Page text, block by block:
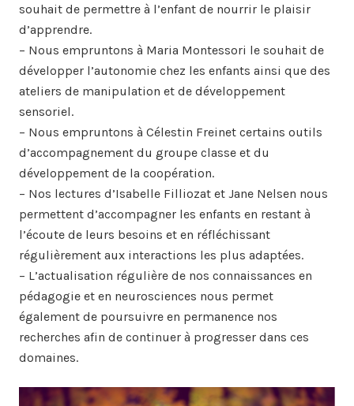
souhait de permettre à l’enfant de nourrir le plaisir
d’apprendre.
– Nous empruntons à Maria Montessori le souhait de
développer l’autonomie chez les enfants ainsi que des
ateliers de manipulation et de développement
sensoriel.
– Nous empruntons à Célestin Freinet certains outils
d’accompagnement du groupe classe et du
développement de la coopération.
– Nos lectures d’Isabelle Filliozat et Jane Nelsen nous
permettent d’accompagner les enfants en restant à
l’écoute de leurs besoins et en réfléchissant
régulièrement aux interactions les plus adaptées.
– L’actualisation régulière de nos connaissances en
pédagogie et en neurosciences nous permet
également de poursuivre en permanence nos
recherches afin de continuer à progresser dans ces
domaines.